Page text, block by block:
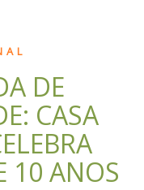
DE
CASA
10 ANOS